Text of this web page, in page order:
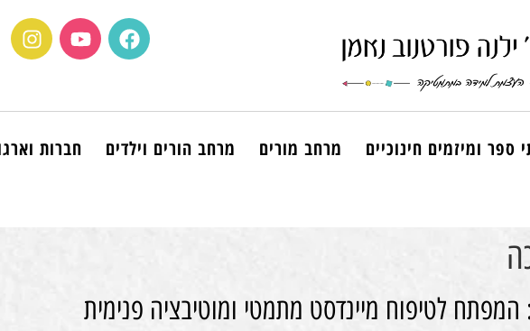
ספר ומיזמים חינוכיים מרחב מורים מרחב הורים וילדים חברות
לטיפוח מיינדסט מתמטי ומוטיבציה פנימית